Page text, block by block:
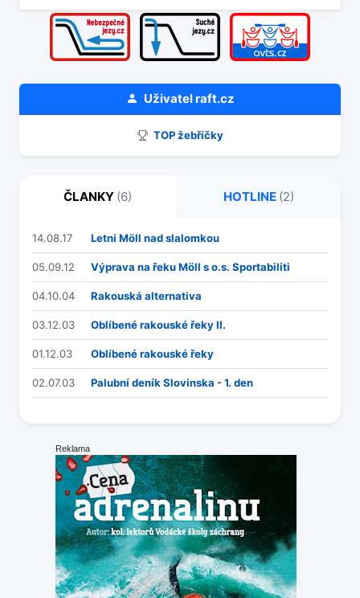
Uživatelraft.cz
TOP žebříčky
ČLANKY (6) HOTLINE (2)
14.08.17 Letní Möll nad slalomkou
05.09.12 Výprava na řeku Möll s o.s. Sportabiliti
04.10.04 Rakouská alternativa
03.12.03 Oblíbené rakouské řeky II.
01.12.03 Oblíbené rakouské řeky
02.07.03 Palubní deník Slovinska - 1. den
Reklama